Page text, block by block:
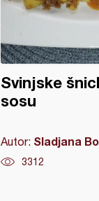
Svinjske
sosu
Autor: Sladjana
3312